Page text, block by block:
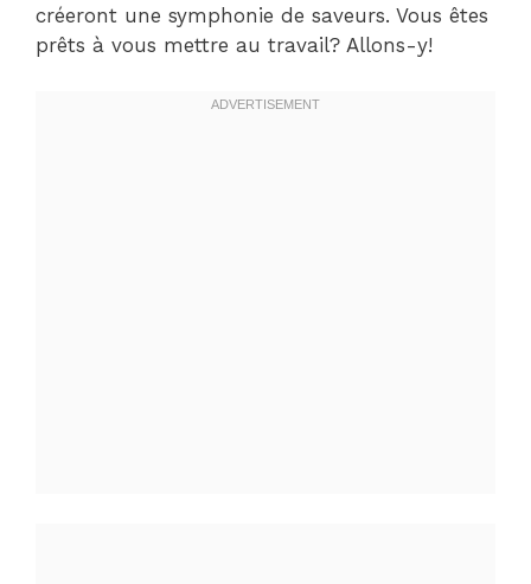
créeront une symphonie de saveurs. Vous êtes
prêts à vous mettre au travail? Allons-y!